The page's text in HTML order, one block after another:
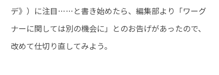
デ》）に注目……と書き始めたら、編集部より「ワーグ
ナーに関しては別の機会に」とのお告げがあったので、
改めて仕切り直してみよう。